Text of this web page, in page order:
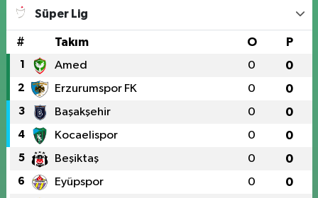
Süper Lig
# Takım O P
1 Amed 0 0
2 Erzurumspor FK 0 0
3 Başakşehir 0 0
4 Kocaelispor 0 0
5 Beşiktaş 0 0
6 Eyüpspor 0 0